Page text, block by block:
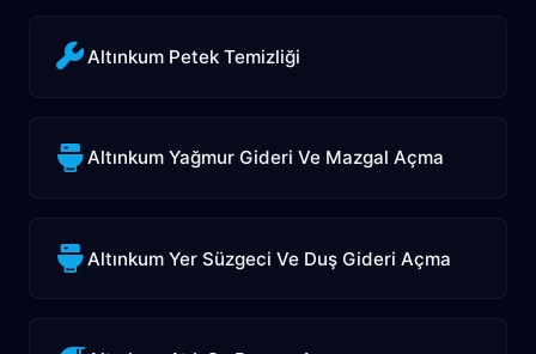
Altınkum Petek Temizliği
Altınkum Yağmur Gideri Ve Mazgal Açma
Altınkum Yer Süzgeci Ve Duş Gideri Açma